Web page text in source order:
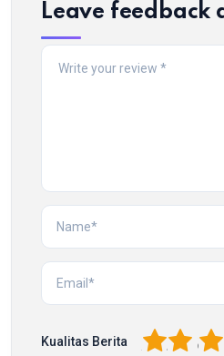
Leave feedback
Kualitas Berita 3
2